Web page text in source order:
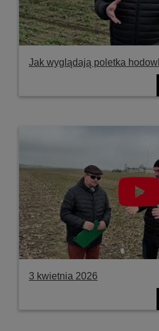
Jak wyglądają poletka
3 kwietnia 2026